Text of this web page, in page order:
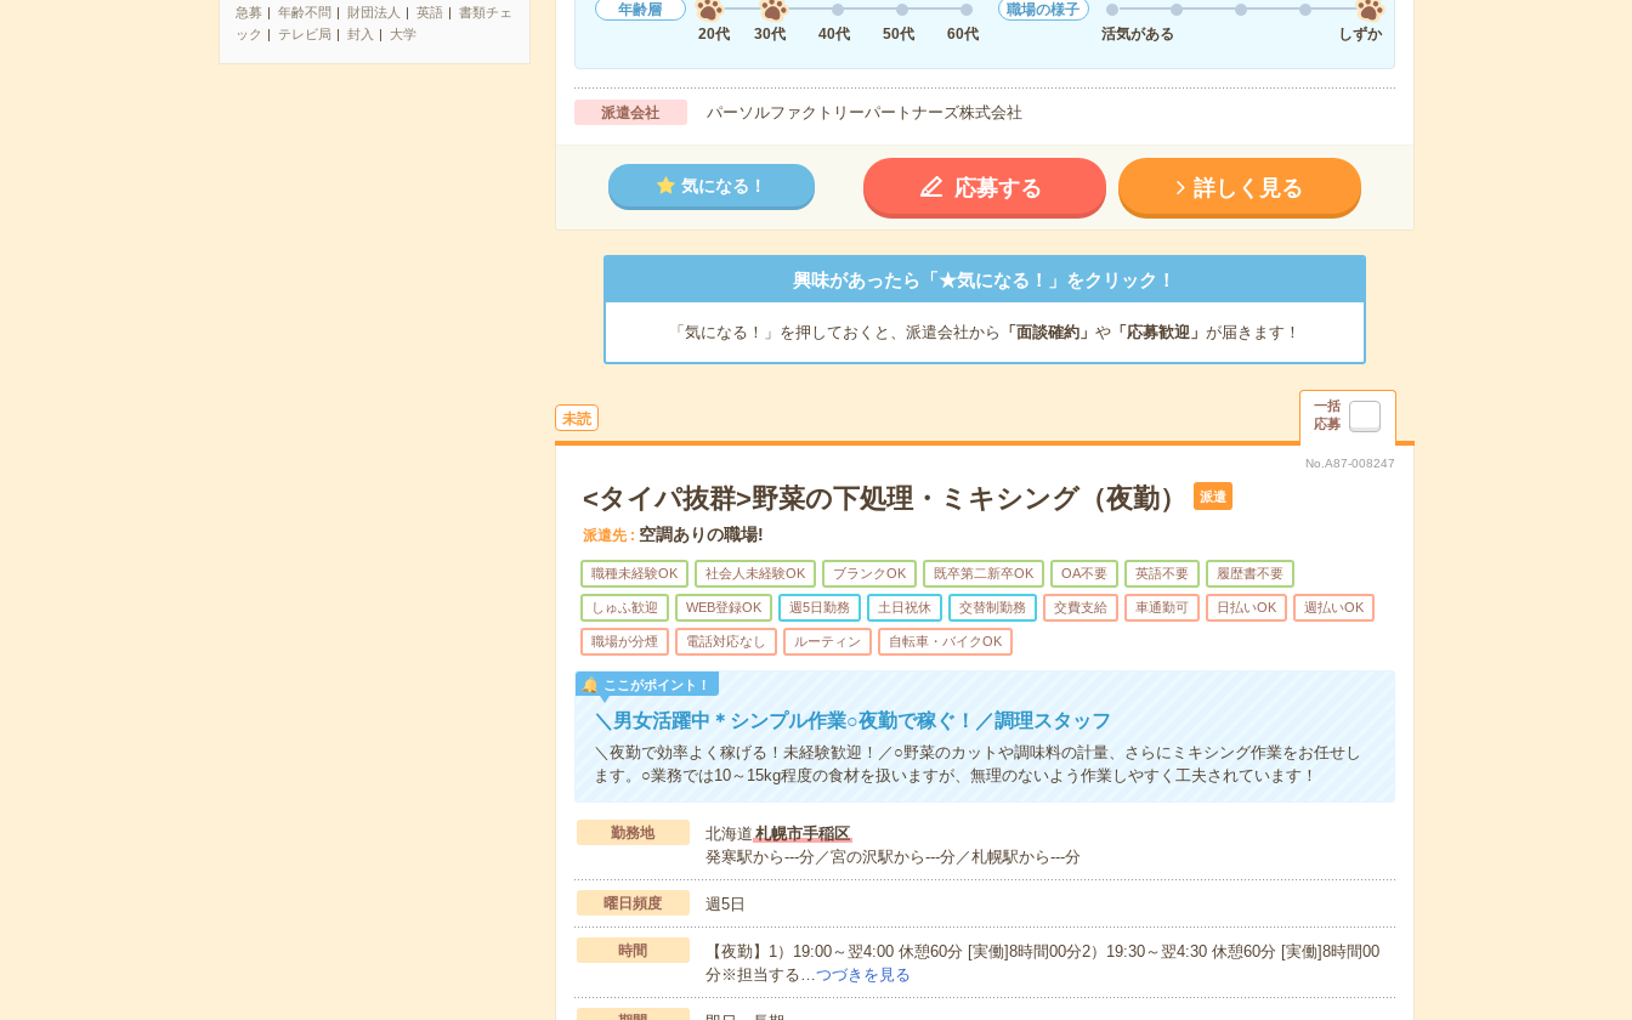
急募 年齢不問 財団法人 英語
書類チェ
ック
テレビ局 封入 大学
年齢層
20代
30代 40代 50代 60代
職場の様子
活気がある
しずか
派遣会社 パーソルファクトリーパートナーズ株式会社
気になる！ 応募する 詳しく見る
興味があったら「★気になる！」をクリック！
「気になる！」を押しておくと、派遣会社から 「面談確約」 や「応募歓迎」 が届きます！
未読
一括
応募
No.A87-008247
<タイパ抜群>野菜の下処理・ミキシング（夜勤） 派遣
派遣先 空調ありの職場!
職種未経験OK 社会人未経験OK ブランクOK 既卒第二新卒OK OA不要 英語不要 履歴書不要
しゅふ歓迎 WEB登録OK 週5日勤務 土日祝休 交替制勤務 交費支給 車通勤可 日払いOK 週払いOK
職場が分煙 電話対応なし ルーティン 自転車・バイクOK
ここがポイント！
＼男女活躍中＊シンプル作業○夜勤で稼ぐ！／調理スタッフ
＼夜勤で効率よく稼げる！未経験歓迎！／○野菜のカットや調味料の計量、さらにミキシング作業をお任せし
ます。○業務では10～15kg程度の食材を扱いますが、無理のないよう作業しやすく工夫されています！
勤務地 北海道 札幌市手稲区
発寒駅から---分／宮の沢駅から---分／札幌駅から---分
曜日頻度 週5日
時間
【夜勤】1）19:00～翌4:00 休憩60分 [実働]8時間00分2）19:30～翌4:30 休憩60分 [実働]8時間00
分※担当する… つづきを見る